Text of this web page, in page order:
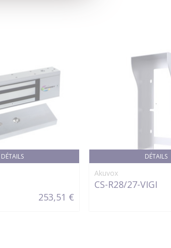
DÉTAILS
253,51 €
DÉTAILS
Akuvox
CS-R28/27-VIGI